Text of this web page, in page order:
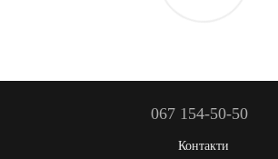
067 154-50-50
Контакти